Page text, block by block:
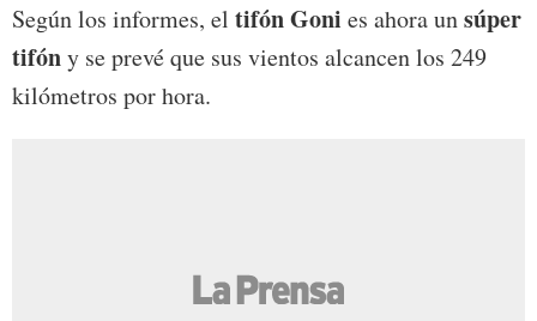
Según los informes, el tifón Goni es ahora unsúper
tifóny se prevé que sus vientos alcancen los 249
kilómetros por hora.